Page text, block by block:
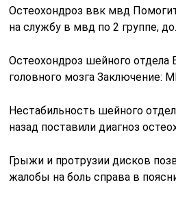
Остеохондроз ввк мвд
на службу в мвд по 2 группе,
Остеохондроз шейного отдела
головного мозга Заключение:
Нестабильность шейного
назад поставили диагноз
Грыжи и протрузии дисков
жалобы на боль справа в